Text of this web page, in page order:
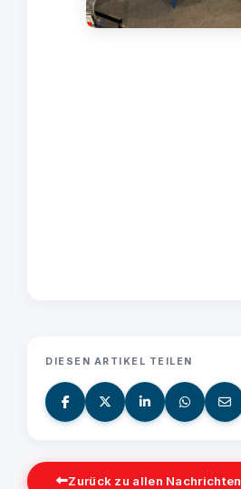
DIESEN ARTIKEL TEILEN
Zurück zu allen Nachrichten